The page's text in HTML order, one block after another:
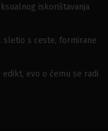
iskorištavanja
sletio s ceste, formirane
edikt, evo o čemu se radi